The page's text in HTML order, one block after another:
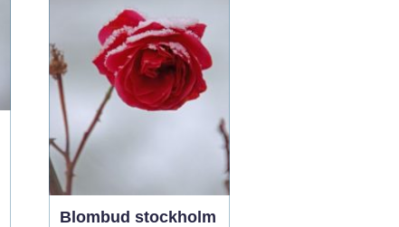
känns fel. Ge...
Blombud stockholm